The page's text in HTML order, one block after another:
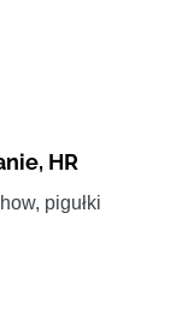
, HR
pigułki